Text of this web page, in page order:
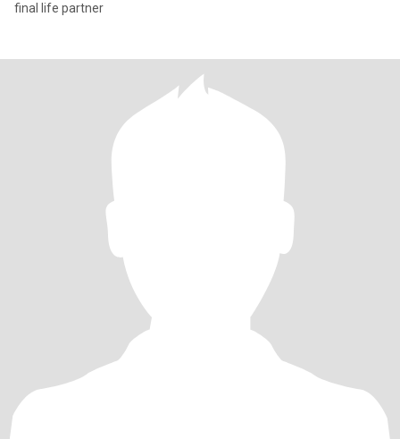
final life partner